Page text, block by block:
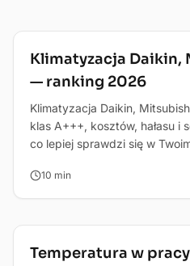
Dom i biuro
Klimatyzacja Daikin,
— ranking 2026
Klimatyzacja Daikin,
klas A+++, kosztów, hałasu i
co lepiej sprawdzi się w
10 min
Dom i biuro
Temperatura w